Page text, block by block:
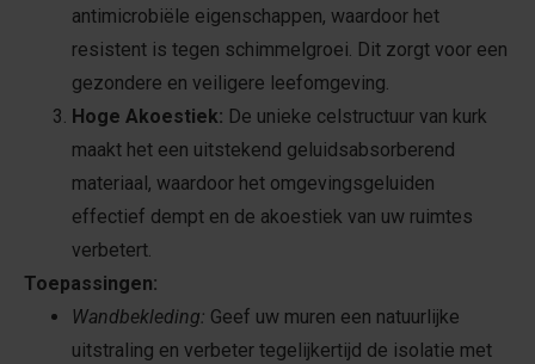
antimicrobiële eigenschappen, waardoor het
resistent is tegen schimmelgroei. Dit zorgt voor een
gezondere en veiligere leefomgeving.
Hoge Akoestiek: De unieke celstructuur van kurk
maakt het een uitstekend geluidsabsorberend
materiaal, waardoor het omgevingsgeluiden
effectief dempt en de akoestiek van uw ruimtes
verbetert.
Toepassingen:
Wandbekleding: Geef uw muren een natuurlijke
uitstraling en verbeter tegelijkertijd de isolatie met